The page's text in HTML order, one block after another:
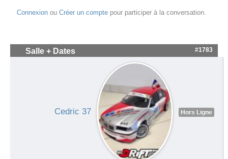
Connexion ou Créer un compte pour participer à la conversation.
Salle + Dates #1783
Cedric 37 Hors Ligne